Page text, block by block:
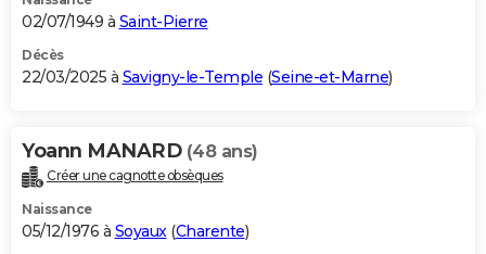
S'inscrire
Se connecter
Lycées
Collèges
Primaires
Universités
Entreprises
Service militaire
Avis de recherche
AVIS DE DÉCÈS
Bricolage
Lifestyle
Culture
Sport
Auto
Television
Voyage
Cinema
02/07/1949 à Saint-Pierre
Décès
22/03/2025 à Savigny-le-Temple (Seine-et-Marne)
Yoann MANARD (48 ans)
Créer une cagnotte obsèques
Naissance
05/12/1976 à Soyaux(Charente)